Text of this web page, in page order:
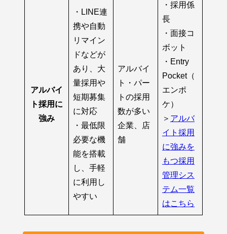
アルバイ
ト採用に
強み
・LINE連
携や自動
リマイン
ドなどが
あり、大
量採用や
短期募集
に対応
・最低限
必要な機
能を搭載
し、手軽
に利用し
やすい
アルバイ
ト・パー
トの採用
数が多い
企業、店
舗
・採用係
長
・面接コ
ボット
・Entry
Pocket（
エンポ
ケ）
＞ アルバ
イト採用
に強みを
もつ採用
管理シス
テム一覧
はこちら